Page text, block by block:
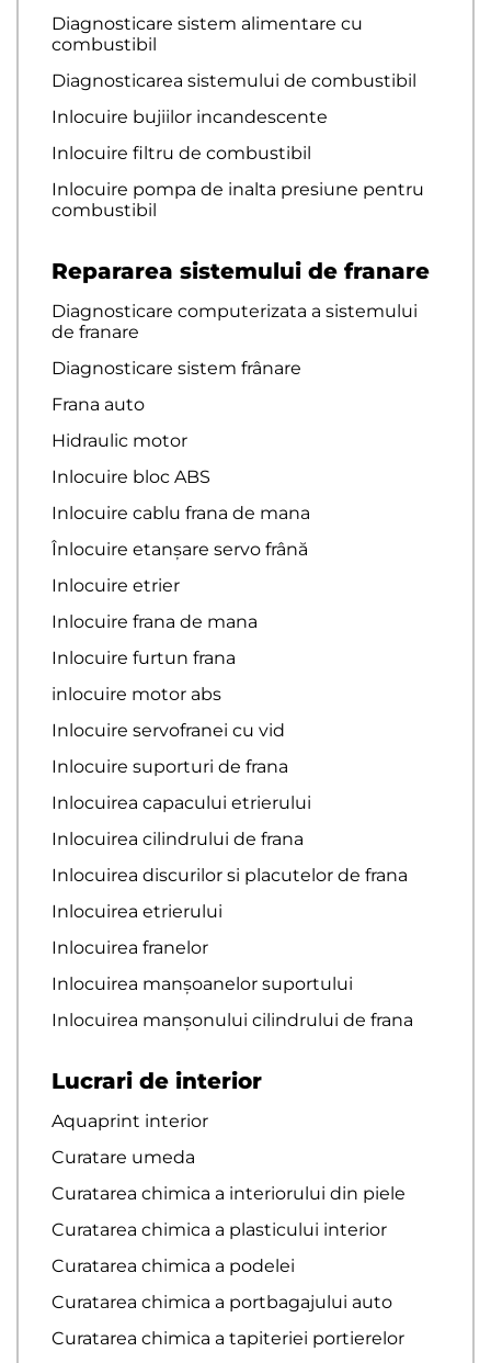
Diagnosticare sistem alimentare cu
combustibil
Diagnosticarea sistemului de combustibil
Inlocuire bujiilor incandescente
Inlocuire filtru de combustibil
Inlocuire pompa de inalta presiune pentru
combustibil
Repararea sistemului de franare
Diagnosticare computerizata a sistemului
de franare
Diagnosticare sistem frânare
Frana auto
Hidraulic motor
Inlocuire bloc ABS
Inlocuire cablu frana de mana
Înlocuire etanșare servo frână
Inlocuire etrier
Inlocuire frana de mana
Inlocuire furtun frana
inlocuire motor abs
Inlocuire servofranei cu vid
Inlocuire suporturi de frana
Inlocuirea capacului etrierului
Inlocuirea cilindrului de frana
Inlocuirea discurilor si placutelor de frana
Inlocuirea etrierului
Inlocuirea franelor
Inlocuirea manșoanelor suportului
Inlocuirea manșonului cilindrului de frana
Lucrari de interior
Aquaprint interior
Curatare umeda
Curatarea chimica a interiorului din piele
Curatarea chimica a plasticului interior
Curatarea chimica a podelei
Curatarea chimica a portbagajului auto
Curatarea chimica a tapiteriei portierelor